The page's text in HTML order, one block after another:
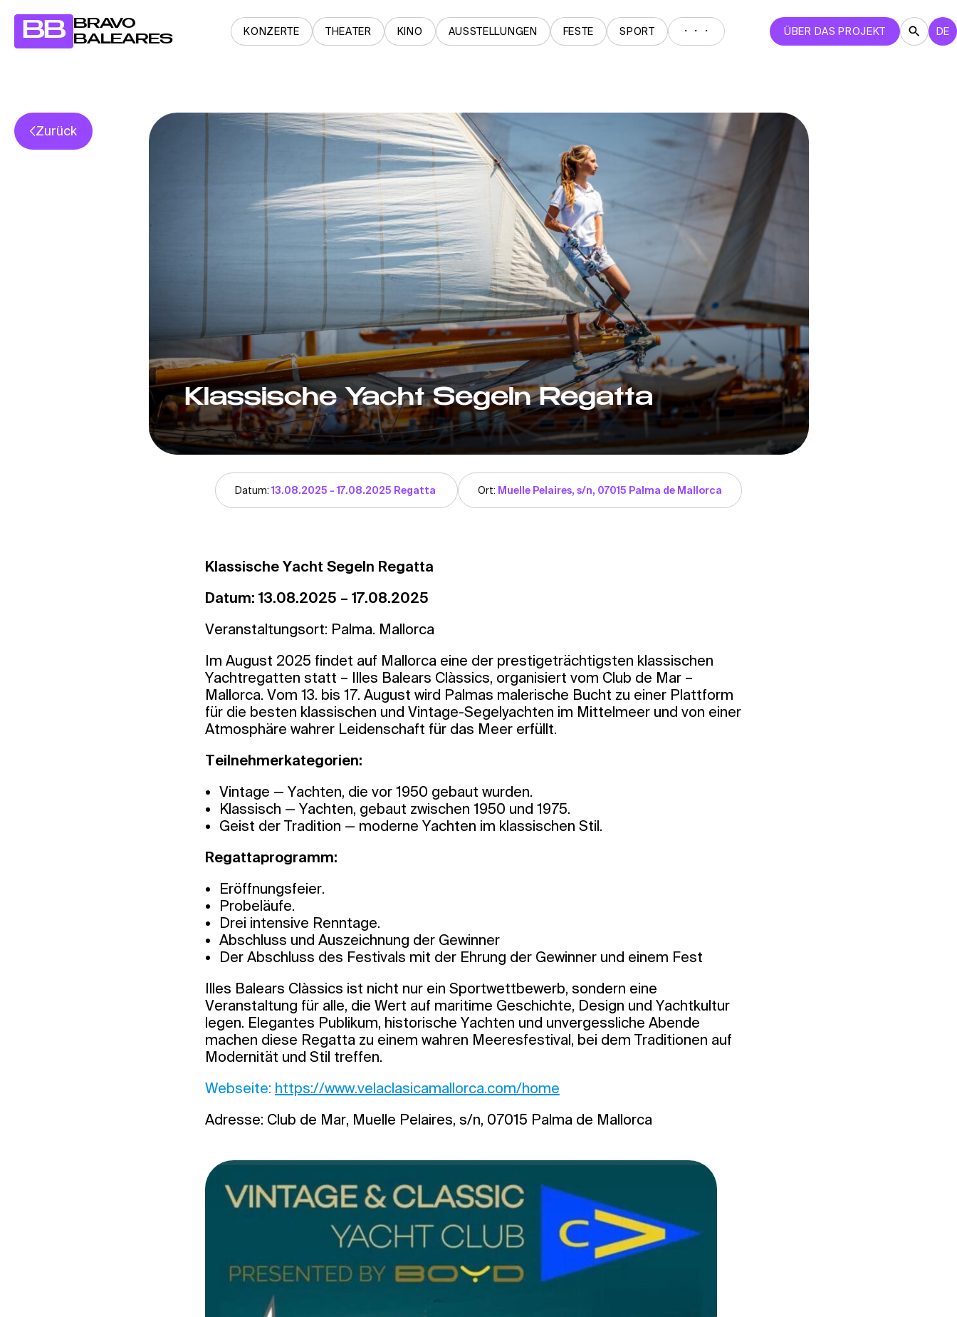
BB
BRAVO
BALEARES
KONZERTE THEATER KINO AUSSTELLUNGEN FESTE SPORT ・・・ ÜBER DAS PROJEKT DE
Zurück
Klassische Yacht Segeln Regatta
Datum:13.08.2025 - 17.08.2025 Regatta Ort: Muelle Pelaires, s/n, 07015 Palma de Mallorca
Klassische Yacht Segeln Regatta
Datum: 13.08.2025 – 17.08.2025
Veranstaltungsort: Palma. Mallorca
Im August 2025 findet auf Mallorca eine der prestigeträchtigsten klassischen
Yachtregatten statt – Illes Balears Clàssics, organisiert vom Club de Mar –
Mallorca. Vom 13. bis 17. August wird Palmas malerische Bucht zu einer Plattform
für die besten klassischen und Vintage-Segelyachten im Mittelmeer und von einer
Atmosphäre wahrer Leidenschaft für das Meer erfüllt.
Teilnehmerkategorien:
Vintage — Yachten, die vor 1950 gebaut wurden.
Klassisch — Yachten, gebaut zwischen 1950 und 1975.
Geist der Tradition — moderne Yachten im klassischen Stil.
Regattaprogramm:
Eröffnungsfeier.
Probeläufe.
Drei intensive Renntage.
Abschluss und Auszeichnung der Gewinner
Der Abschluss des Festivals mit der Ehrung der Gewinner und einem Fest
Illes Balears Clàssics ist nicht nur ein Sportwettbewerb, sondern eine
Veranstaltung für alle, die Wert auf maritime Geschichte, Design und Yachtkultur
legen. Elegantes Publikum, historische Yachten und unvergessliche Abende
machen diese Regatta zu einem wahren Meeresfestival, bei dem Traditionen auf
Modernität und Stil treffen.
Webseite: https://www.velaclasicamallorca.com/home
Adresse: Club de Mar, Muelle Pelaires, s/n, 07015 Palma de Mallorca